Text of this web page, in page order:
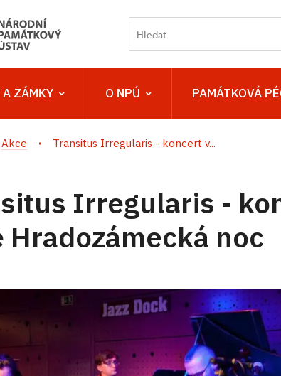
A ZÁMKY O NPÚ PAMÁTKOVÁ
Akce Transitus Irregularis - koncert v...
Irregularis -
Hradozámecká noc